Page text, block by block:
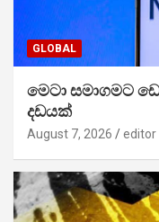
GLOBAL
මෙටා සමාගමට
දඩයක්
August 7, 2026 editor